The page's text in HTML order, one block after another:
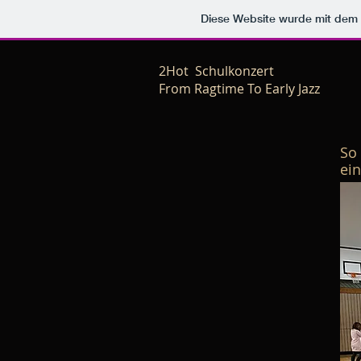
Diese Website wurde mit
2Hot Schulkonzert
From Ragtime To Early Jazz